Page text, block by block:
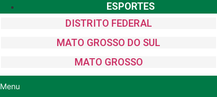
ESPORTES
DISTRITO FEDERAL
MATO GROSSO DO SUL
MATO GROSSO
Menu